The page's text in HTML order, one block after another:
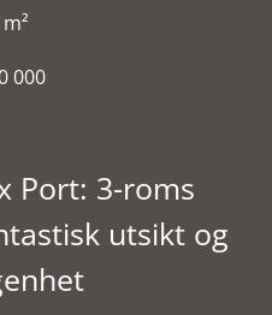
000
Port: 3-roms
utsikt og